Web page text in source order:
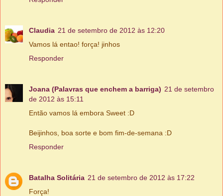
Claudia 21 de setembro de 2012 às 12:20
Vamos lá entao! força! jinhos
Responder
Joana (Palavras que enchem a barriga) 21 de setembro
de 2012 às 15:11
Então vamos lá embora Sweet :D
Beijinhos, boa sorte e bom fim-de-semana :D
Responder
Batalha Solitária 21 de setembro de 2012 às 17:22
Força!